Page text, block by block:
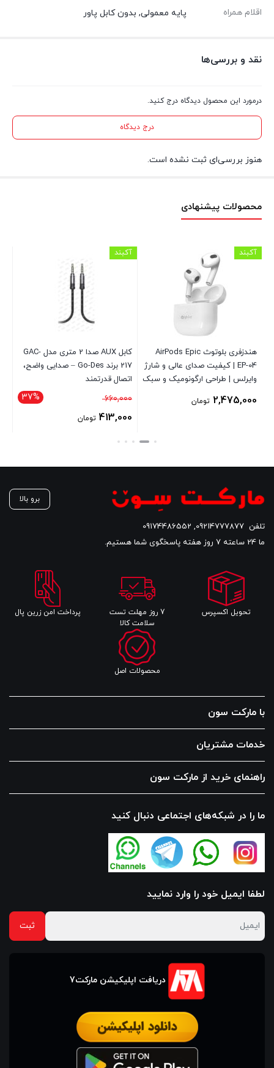
اقلام همراه پایه معمولی, بدون کابل پاور
نقد و بررسی‌ها
درمورد این محصول دیدگاه درج کنید.
درج دیدگاه
هنوز بررسی‌ای ثبت نشده است.
محصولات پیشنهادی
هندزفری بلوتوث AirPods Epic
EP-04 | کیفیت صدای عالی و شارژ
وایرلس | طراحی ارگونومیک و سبک
2,475,000 تومان
آکبند
کابل AUX صدا 2 متری مدل GAC-
217 برند Go-Des – صدایی واضح،
اتصال قدرتمند
37% 660,000قیمت
اصلی413,000 تومان
413,000 تومان
آکبند
برو بالا
تلفن 09214777877
,
09174486552
ما 24 ساعته 7 روز هفته پاسخگوی شما هستیم.
تحویل اکسپرس
7 روز مهلت تست
سلامت کالا
پرداخت امن زرین پال
محصولات اصل
با مارکت سون
خدمات مشتریان
راهنمای خرید از مارکت سون
ما را در شبکه‌های اجتماعی دنبال کنید
لطفا ایمیل خود را وارد نمایید
دریافت اپلیکیشن مارکت7